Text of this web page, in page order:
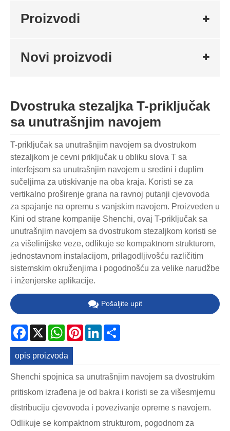
Proizvodi
Novi proizvodi
Dvostruka stezaljka T-priključak
sa unutrašnjim navojem
T-priključak sa unutrašnjim navojem sa dvostrukom
stezaljkom je cevni priključak u obliku slova T sa
interfejsom sa unutrašnjim navojem u sredini i duplim
sučeljima za utiskivanje na oba kraja. Koristi se za
vertikalno proširenje grana na ravnoj putanji cjevovoda
za spajanje na opremu s vanjskim navojem. Proizveden u
Kini od strane kompanije Shenchi, ovaj T-priključak sa
unutrašnjim navojem sa dvostrukom stezaljkom koristi se
za višelinijske veze, odlikuje se kompaktnom strukturom,
jednostavnom instalacijom, prilagodljivošću različitim
sistemskim okruženjima i pogodnošću za velike narudžbe
i inženjerske aplikacije.
Pošaljite upit
Facebook
X WhatsApp
PinterestLinkedIn
opis proizvoda
Shenchi spojnica sa unutrašnjim navojem sa dvostrukim
pritiskom izrađena je od bakra i koristi se za višesmjernu
distribuciju cjevovoda i povezivanje opreme s navojem.
Odlikuje se kompaktnom strukturom, pogodnom za